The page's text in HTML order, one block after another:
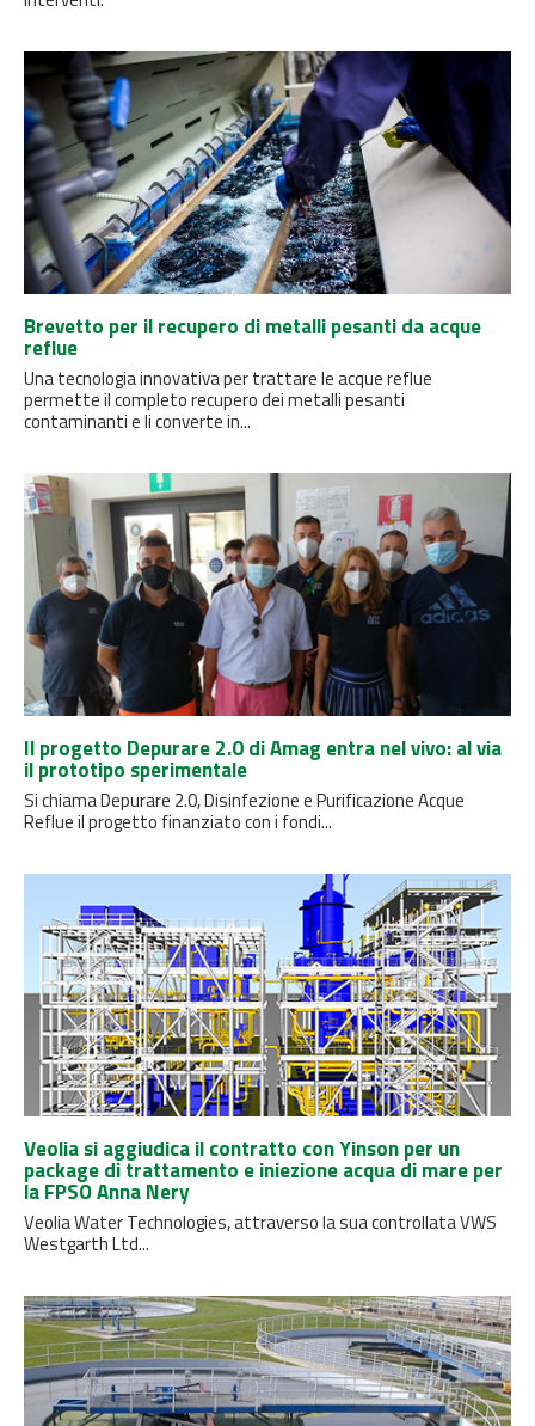
Brevetto per il recupero di metalli pesanti da acque
reflue
Una tecnologia innovativa per trattare le acque reflue
permette il completo recupero dei metalli pesanti
contaminanti e li converte in...
Il progetto Depurare 2.0 di Amag entra nel vivo: al via
il prototipo sperimentale
Si chiama Depurare 2.0, Disinfezione e Purificazione Acque
Reflue il progetto finanziato con i fondi...
Veolia si aggiudica il contratto con Yinson per un
package di trattamento e iniezione acqua di mare per
la FPSO Anna Nery
Veolia Water Technologies, attraverso la sua controllata VWS
Westgarth Ltd...